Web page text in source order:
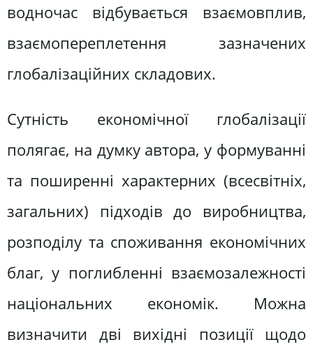
водночас відбувається взаємовплив,
взаємопереплетення зазначених
глобалізаційних складових.
Сутність економічної глобалізації
полягає, на думку автора, у формуванні
та поширенні характерних (всесвітніх,
загальних) підходів до виробництва,
розподілу та споживання економічних
благ, у поглибленні взаємозалежності
національних економік. Можна
визначити дві вихідні позиції щодо